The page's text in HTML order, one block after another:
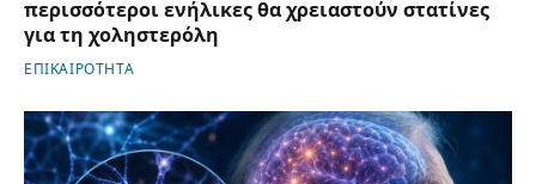
περισσότεροι ενήλικες θα χρειαστούν στατίνες
για τη χοληστερόλη
ΕΠΙΚΑΙΡΟΤΗΤΑ